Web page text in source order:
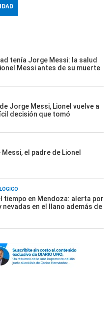
tenía Jorge Messi: la salud
Messi antes de su muerte
Jorge Messi, Lionel vuelve a
decisión que tomó
el padre de Lionel
tiempo en Mendoza: alerta por
nevadas en el llano además de